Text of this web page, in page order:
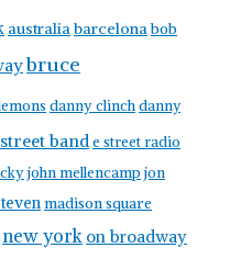
australiabarcelonabob
bruce
danny clinchdanny
bande street radio
john mellencamp jon
madison square
new york on broadway